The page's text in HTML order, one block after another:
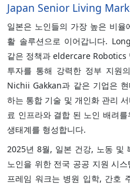
Japan Senior Living
일본은 노인들의 가장 높은 비
활 솔루션으로 이어갑니다.
같은 정책과 eldercare Robotics
투자를 통해 강력한 정부 지원
Nichii Gakkan과 같은 기업은
하는 통합 기술 및 개인화 관리
료 인프라와 결합 된 노인 배려
생태계를 형성합니다.
2025년 8월, 일본 건강, 노동 및
노인을 위한 전국 공공 지원 시
프레임 워크는 병원 입학, 간호